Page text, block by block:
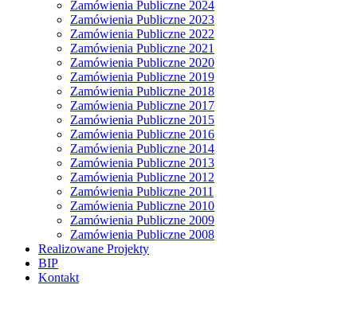
Zamówienia Publiczne 2024
Zamówienia Publiczne 2023
Zamówienia Publiczne 2022
Zamówienia Publiczne 2021
Zamówienia Publiczne 2020
Zamówienia Publiczne 2019
Zamówienia Publiczne 2018
Zamówienia Publiczne 2017
Zamówienia Publiczne 2015
Zamówienia Publiczne 2016
Zamówienia Publiczne 2014
Zamówienia Publiczne 2013
Zamówienia Publiczne 2012
Zamówienia Publiczne 2011
Zamówienia Publiczne 2010
Zamówienia Publiczne 2009
Zamówienia Publiczne 2008
Realizowane Projekty
BIP
Kontakt